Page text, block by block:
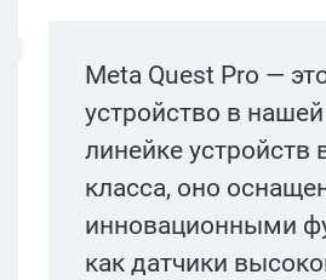
Meta Quest Pro —
устройство в
линейке устройств
класса, оно
инновационными
как датчики